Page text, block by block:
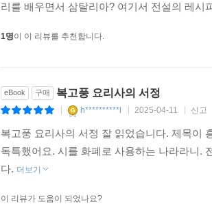
리를 배우면서 삼탈리아? 여기서 전설의 레
1명이 이 리뷰를 추천합니다.
eBook 구매 복고풍 요리사의 서정
h**********l 2025-04-11 신고
복고풍 요리사의 서정 잘 읽었습니다. 제목이
독특했어요. 시를 화폐로 사용하는 나라라니.
다. 더보기
이 리뷰가 도움이 되었나요?